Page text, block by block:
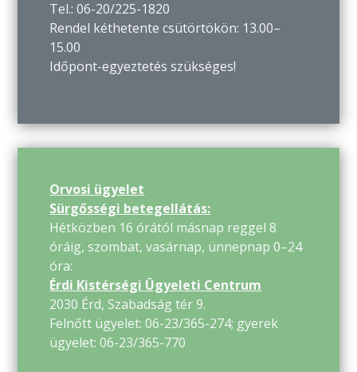
Tel.: 06-20/225-1820
Rendel kéthetente csütörtökön: 13.00–
15.00
Időpont-egyeztetés szükséges!
Orvosi ügyelet
Sürgősségi betegellátás:
Hétközben 16 órától másnap reggel 8
óráig, szombat, vasárnap, ünnepnap 0–24
óra:
Érdi Kistérségi Ügyeleti Centrum
2030 Érd, Szabadság tér 9.
Felnőtt ügyelet: 06-23/365-274; gyerek
ügyelet: 06-23/365-770